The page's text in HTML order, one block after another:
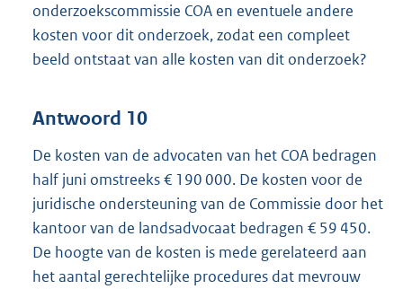
onderzoekscommissie COA en eventuele andere
kosten voor dit onderzoek, zodat een compleet
beeld ontstaat van alle kosten van dit onderzoek?
Antwoord 10
De kosten van de advocaten van het COA bedragen
half juni omstreeks € 190 000. De kosten voor de
juridische ondersteuning van de Commissie door het
kantoor van de landsadvocaat bedragen € 59 450.
De hoogte van de kosten is mede gerelateerd aan
het aantal gerechtelijke procedures dat mevrouw